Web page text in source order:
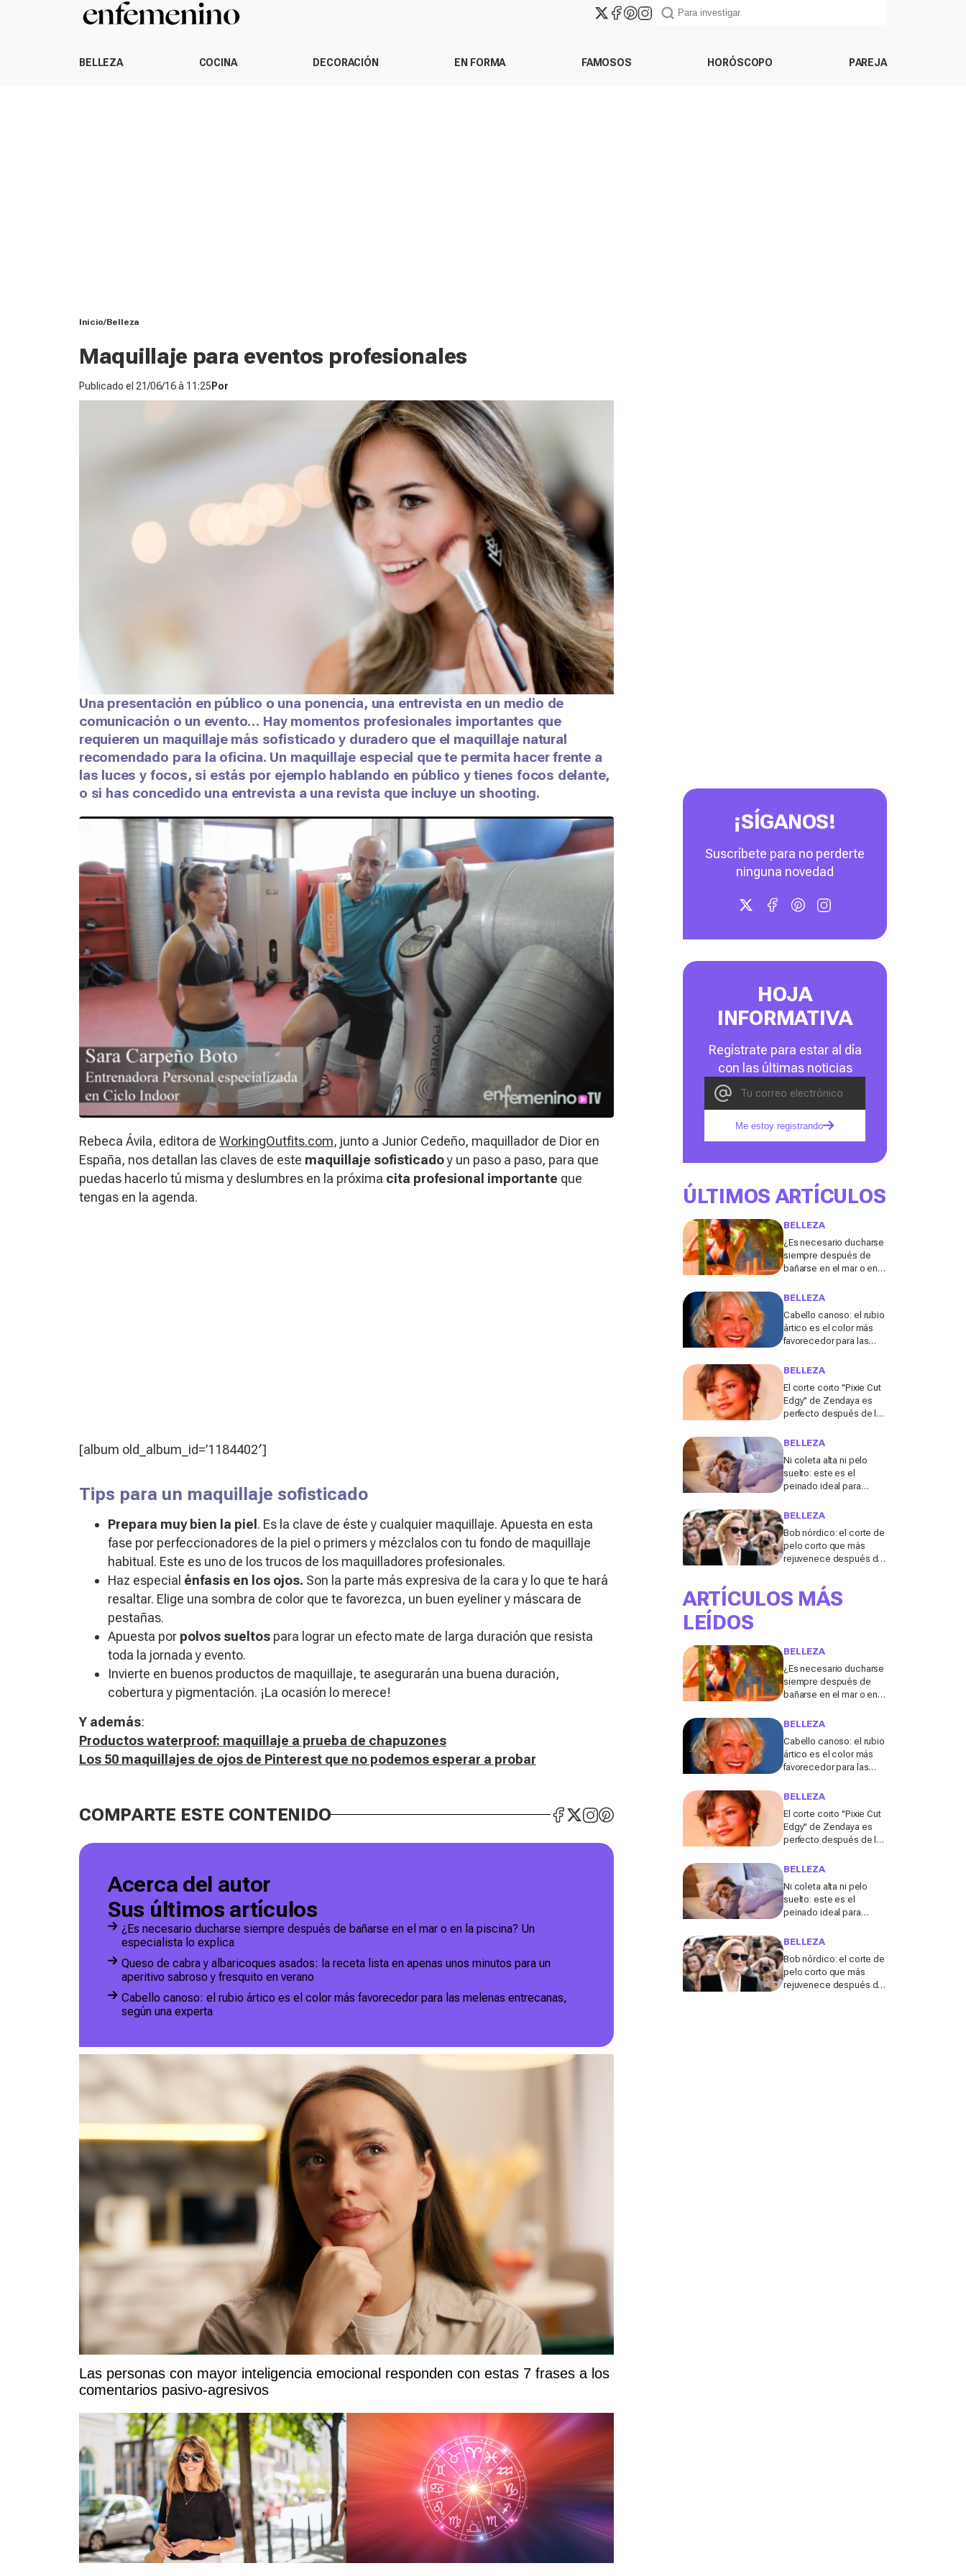
BELLEZA COCINA DECORACIÓN EN FORMA FAMOSOS HORÓSCOPO PAREJA
Inicio Belleza
Maquillaje para eventos profesionales
Publicado el 21/06/16 à 11:25 Por
Una presentación en público o una ponencia, una entrevista en un medio de
comunicación o un evento… Hay momentos profesionales importantes que
requieren un maquillaje más sofisticado y duradero que el maquillaje natural
recomendado para la oficina. Un maquillaje especial que te permita hacer frente a
las luces y focos, si estás por ejemplo hablando en público y tienes focos delante,
o si has concedido una entrevista a una revista que incluye un shooting.
Rebeca Ávila, editora de WorkingOutfits.com, junto a Junior Cedeño, maquillador de Dior en
España, nos detallan las claves de este maquillaje sofisticadoy un paso a paso, para que
puedas hacerlo tú misma y deslumbres en la próxima cita profesional importante que
tengas en la agenda.
[album old_album_id=’1184402′]
Tips para un maquillaje sofisticado
Prepara muy bien la piel. Es la clave de éste y cualquier maquillaje. Apuesta en esta
fase por perfeccionadores de la piel o primers y mézclalos con tu fondo de maquillaje
habitual. Este es uno de los trucos de los maquilladores profesionales.
Haz especial énfasis en los ojos. Son la parte más expresiva de la cara y lo que te hará
resaltar. Elige una sombra de color que te favorezca, un buen eyeliner y máscara de
pestañas.
​Apuesta por polvos sueltos para lograr un efecto mate de larga duración que resista
toda la jornada y evento.
Invierte en buenos productos de maquillaje, te asegurarán una buena duración,
cobertura y pigmentación. ¡La ocasión lo merece!
Y además:
Productos waterproof: maquillaje a prueba de chapuzones
Los 50 maquillajes de ojos de Pinterest que no podemos esperar a probar
COMPARTE ESTE CONTENIDO
Acerca del autor
Sus últimos artículos
¿Es necesario ducharse siempre después de bañarse en el mar o en la piscina? Un
especialista lo explica
Queso de cabra y albaricoques asados: la receta lista en apenas unos minutos para un
aperitivo sabroso y fresquito en verano
Cabello canoso: el rubio ártico es el color más favorecedor para las melenas entrecanas,
según una experta
Las personas con mayor inteligencia emocional responden con estas 7 frases a los
comentarios pasivo-agresivos
¡SÍGANOS!
Suscríbete para no perderte
ninguna novedad
HOJA
INFORMATIVA
Regístrate para estar al día
con las últimas noticias
Me estoy registrando
ÚLTIMOS ARTÍCULOS
BELLEZA
¿Es necesario ducharse
siempre después de
bañarse en el mar o en la
lo explica
BELLEZA
Cabello canoso: el rubio
ártico es el color más
favorecedor para las
según una experta
BELLEZA
El corte corto "Pixie Cut
Edgy" de Zendaya es
perfecto después de los
2026, según una
BELLEZA
Ni coleta alta ni pelo
suelto: este es el
peinado ideal para
de calor, según una
BELLEZA
Bob nórdico: el corte de
pelo corto que más
rejuvenece después de
ARTÍCULOS MÁS
LEÍDOS
BELLEZA
¿Es necesario ducharse
siempre después de
bañarse en el mar o en la
lo explica
BELLEZA
Cabello canoso: el rubio
ártico es el color más
favorecedor para las
según una experta
BELLEZA
El corte corto "Pixie Cut
Edgy" de Zendaya es
perfecto después de los
2026, según una
BELLEZA
Ni coleta alta ni pelo
suelto: este es el
peinado ideal para
de calor, según una
BELLEZA
Bob nórdico: el corte de
pelo corto que más
rejuvenece después de